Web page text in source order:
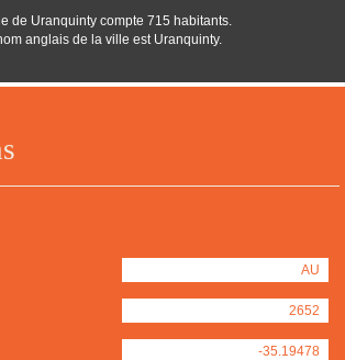
AU
2652
-35.19478
de Uranquinty compte 715 habitants.
anglais de la ville est Uranquinty.